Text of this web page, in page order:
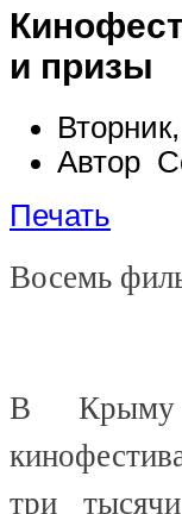
и призы
Автор
Печать
Восемь
В Крыму
три